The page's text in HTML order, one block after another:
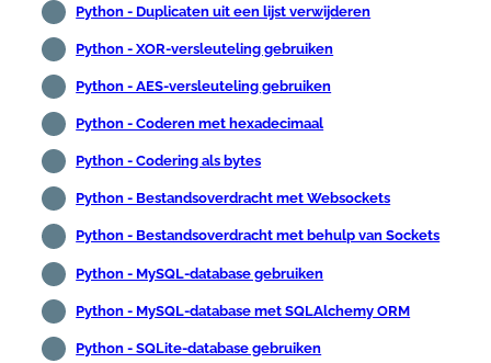
Python - Duplicaten uit een lijst verwijderen
Python - XOR-versleuteling gebruiken
Python - AES-versleuteling gebruiken
Python - Coderen met hexadecimaal
Python - Codering als bytes
Python - Bestandsoverdracht met Websockets
Python - Bestandsoverdracht met behulp van Sockets
Python - MySQL-database gebruiken
Python - MySQL-database met SQLAlchemy ORM
Python - SQLite-database gebruiken